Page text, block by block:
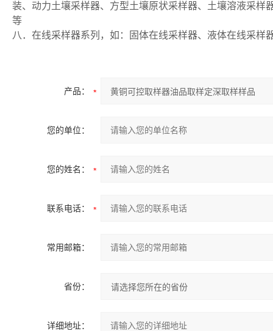
装、动力土壤采样器、方型土壤原状采样器、土壤溶液采
等
八．在线采样器系列，如：固体在线采样器、液体在线采样
产品：
您的单位：
您的姓名：
联系电话：
常用邮箱：
省份：
详细地址：